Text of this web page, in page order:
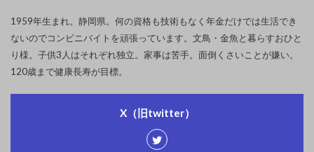
1959年生まれ。静岡県。何の資格も技術もなく年金だけでは生活でき
ないのでコンビニバイトを頑張っています。文鳥・金魚と暮らすおひと
り様。子供3人はそれぞれ独立。家事は苦手。面倒くさいことが嫌い。
120歳まで健康長寿が目標。
X（旧twitter）